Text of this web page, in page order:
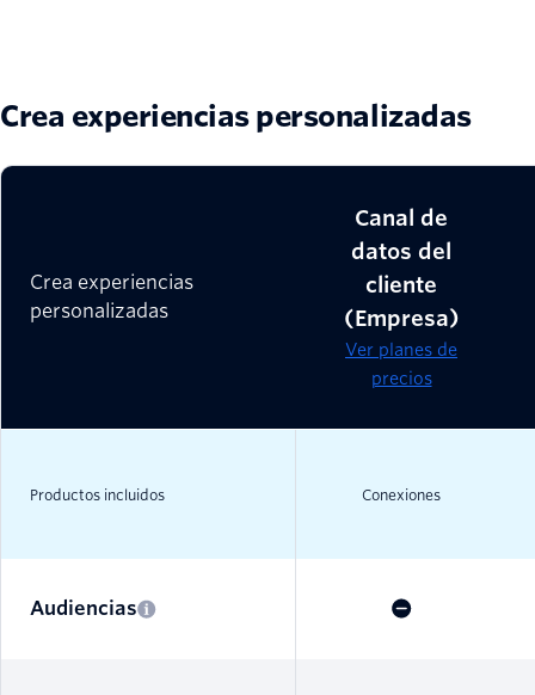
Crea experiencias personalizadas
Crea experiencias
personalizadas
Canal de
datos del
cliente
(Empresa)
Ver planes de
precios
Productos incluidos Conexiones
Audiencias